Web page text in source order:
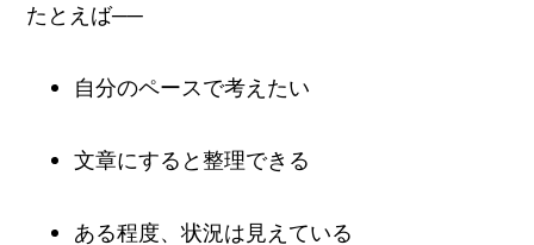
たとえば──
自分のペースで考えたい
文章にすると整理できる
ある程度、状況は見えている